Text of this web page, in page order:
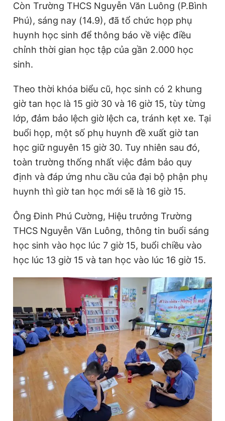
Còn Trường THCS Nguyễn Văn Luông (P.Bình
Phú), sáng nay (14.9), đã tổ chức họp phụ
huynh học sinh để thông báo về việc điều
chỉnh thời gian học tập của gần 2.000 học
sinh.
Theo thời khóa biểu cũ, học sinh có 2 khung
giờ tan học là 15 giờ 30 và 16 giờ 15, tùy từng
lớp, đảm bảo lệch giờ lệch ca, tránh kẹt xe. Tại
buổi họp, một số phụ huynh đề xuất giờ tan
học giữ nguyên 15 giờ 30. Tuy nhiên sau đó,
toàn trường thống nhất việc đảm bảo quy
định và đáp ứng nhu cầu của đại bộ phận phụ
huynh thì giờ tan học mới sẽ là 16 giờ 15.
Ông Đinh Phú Cường, Hiệu trưởng Trường
THCS Nguyễn Văn Luông, thông tin buổi sáng
học sinh vào học lúc 7 giờ 15, buổi chiều vào
học lúc 13 giờ 15 và tan học vào lúc 16 giờ 15.